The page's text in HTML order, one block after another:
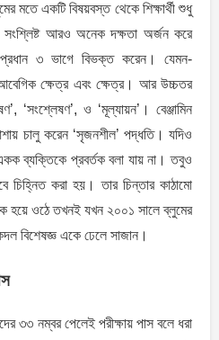
মতে একটি বিষয়বস্ত থেকে শিক্ষার্থী শুধু
সংশ্লিষ্ট আরও অনেক দক্ষতা অর্জন করে
৩ ভাগে বিভক্ত করেন। যেমন-
ক্ষেত্র এবং ক্ষেত্র। আর উচ্চতর
‘সংশ্লেষণ’, ও ‘মূল্যায়ন’। বেঞ্জামিন
চালু করেন ‘সৃজনশীল’ পদ্ধতি। যদিও
ব্যক্তিকে প্রবর্তক বলা যায় না। তবুও
করা হয়। তার চিন্তার কাঠামো
হয়ে ওঠে তখনই যখন ২০০১ সালে ব্লুমের
বিশেষজ্ঞ একে ঢেলে সাজান।
৩৩ নম্বর পেলেই পরীক্ষায় পাস বলে ধরা